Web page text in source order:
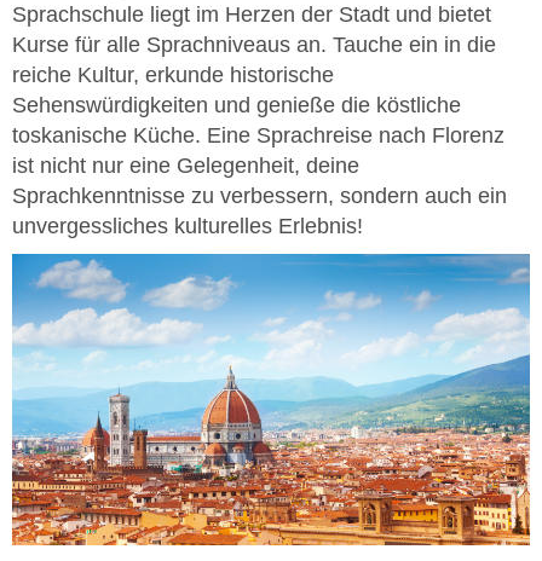
Sprachschule liegt im Herzen der Stadt und bietet
Kurse für alle Sprachniveaus an. Tauche ein in die
reiche Kultur, erkunde historische
Sehenswürdigkeiten und genieße die köstliche
toskanische Küche. Eine Sprachreise nach Florenz
ist nicht nur eine Gelegenheit, deine
Sprachkenntnisse zu verbessern, sondern auch ein
unvergessliches kulturelles Erlebnis!